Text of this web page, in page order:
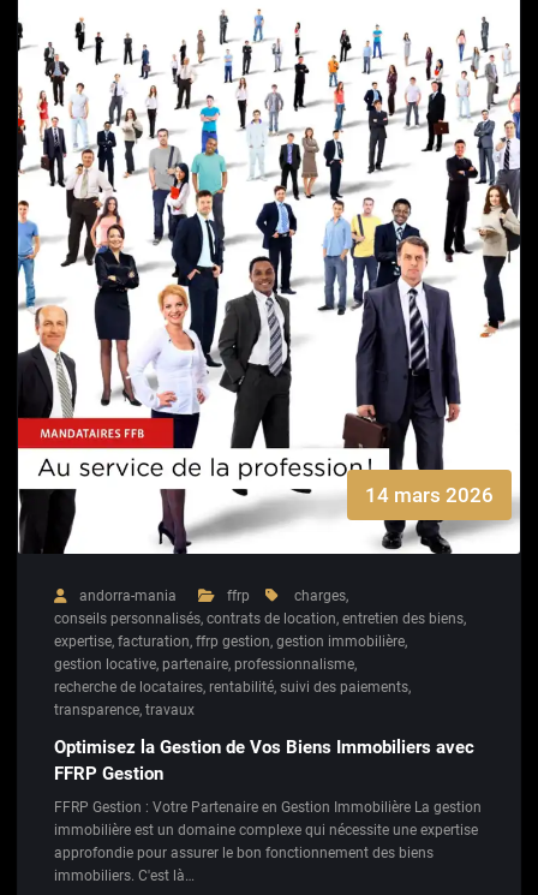
14 mars 2026
andorra-mania ffrp charges,
conseils personnalisés, contrats de location, entretien des biens,
expertise, facturation, ffrp gestion, gestion immobilière,
gestion locative, partenaire, professionnalisme,
recherche de locataires, rentabilité, suivi des paiements,
transparence, travaux
Optimisez la Gestion de Vos Biens Immobiliers avec
FFRP Gestion
FFRP Gestion : Votre Partenaire en Gestion Immobilière La gestion
immobilière est un domaine complexe qui nécessite une expertise
approfondie pour assurer le bon fonctionnement des biens
immobiliers. C'est là…